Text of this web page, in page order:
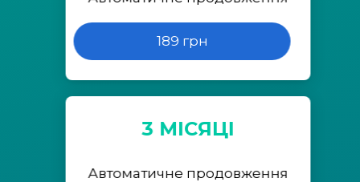
189 грн
3 МІСЯЦІ
Автоматичне продовження